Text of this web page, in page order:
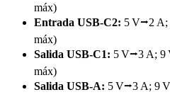
máx)
Entrada USB-C2: 5 V⭢2 A;
máx)
Salida USB-C1: 5 V⭢3 A; 9
máx)
Salida USB-A: 5 V⭢3 A; 9